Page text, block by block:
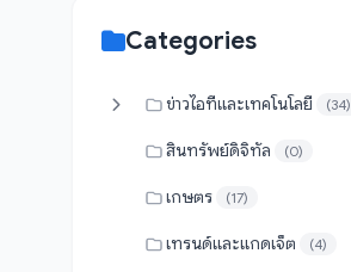
Categories
ข่าวไอทีและเทคโนโลยี (34)
สินทรัพย์ดิจิทัล (0)
เกษตร (17)
เทรนด์และแกดเจ็ต (4)